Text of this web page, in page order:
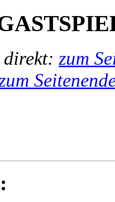
direkt: zum